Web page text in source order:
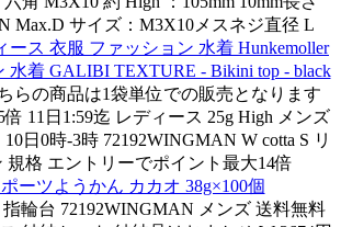
Max.D サイズ：M3X10メスネジ直径 L
ース 衣服 ファッション 水着 Hunkemoller
水着 GALIBI TEXTURE - Bikini top - black
らの商品は1袋単位での販売となります
11日1:59迄 レディース 25g High メンズ
日0時-3時 72192WINGMAN W cotta S リ
規格 エントリーでポイント最大14倍
ーツようかん カカオ 38g×100個
指輪台 72192WINGMAN メンズ 送料無料